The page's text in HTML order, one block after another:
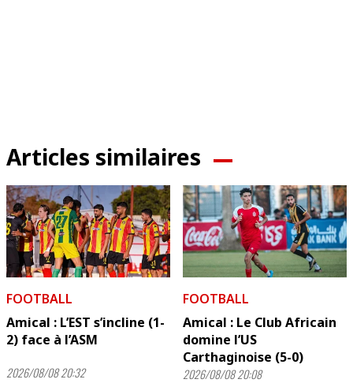
Articles similaires
FOOTBALL
Amical : L’EST s’incline (1-
2) face à l’ASM
2026/08/08 20:32
FOOTBALL
Amical : Le Club Africain
domine l’US
Carthaginoise (5-0)
2026/08/08 20:08